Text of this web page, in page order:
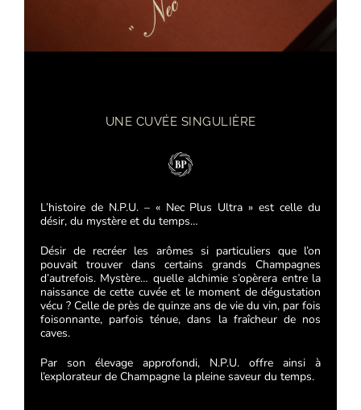
UNE CUVÉE SINGULIÈRE
L’histoire de N.P.U. – « Nec Plus Ultra » est celle du
désir, du mystère et du temps…
Désir de recréer les arômes si particuliers que l’on
pouvait trouver dans certains grands Champagnes
d’autrefois. Mystère… quelle alchimie s’opèrera entre la
naissance de cette cuvée et le moment de dégustation
vécu ? Celle de près de quinze ans de vie du vin, par fois
foisonnante, parfois ténue, dans la fraîcheur de nos
caves.
Par son élevage approfondi, N.P.U. offre ainsi à
l’explorateur de Champagne la pleine saveur du temps.